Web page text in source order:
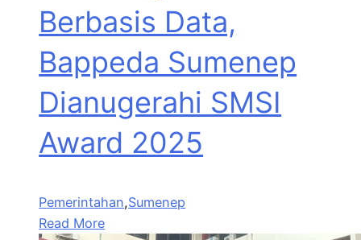
Berbasis Data,
Bappeda Sumenep
Dianugerahi SMSI
Award 2025
Pemerintahan,Sumenep
Read More